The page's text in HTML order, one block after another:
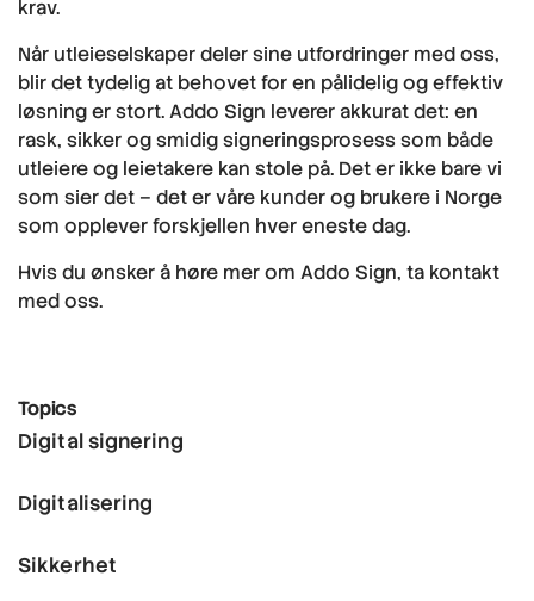
krav.
Når utleieselskaper deler sine utfordringer med oss,
blir det tydelig at behovet for en pålidelig og effektiv
løsning er stort. Addo Sign leverer akkurat det: en
rask, sikker og smidig signeringsprosess som både
utleiere og leietakere kan stole på. Det er ikke bare vi
som sier det – det er våre kunder og brukere i Norge
som opplever forskjellen hver eneste dag.
Hvis du ønsker å høre mer om Addo Sign, ta kontakt
med oss.
Topics
Digital signering
Digitalisering
Sikkerhet